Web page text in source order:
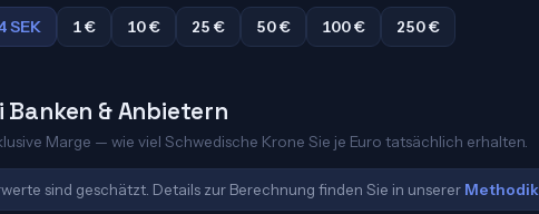
SEK 1 € 10 € 25 € 50 € 100 € 250 €
Banken & Anbietern
Marge — wie viel Schwedische Krone Sie je Euro tatsächlich erhalten.
sind geschätzt. Details zur Berechnung finden Sie in unserer Methodik